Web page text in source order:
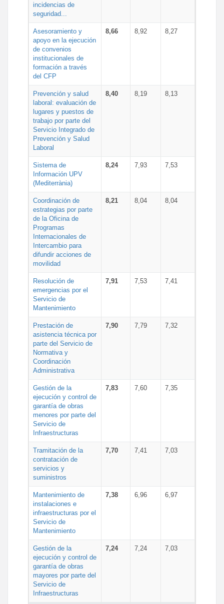
incidencias de
seguridad...
Asesoramiento y
apoyo en la ejecución
de convenios
institucionales de
formación a través
del CFP
8,66 8,92 8,27
Prevención y salud
laboral: evaluación de
lugares y puestos de
trabajo por parte del
Servicio Integrado de
Prevención y Salud
Laboral
8,40 8,19 8,13
Sistema de
Información UPV
(Mediterrània)
8,24 7,93 7,53
Coordinación de
estrategias por parte
de la Oficina de
Programas
Internacionales de
Intercambio para
difundir acciones de
movilidad
8,21 8,04 8,04
Resolución de
emergencias por el
Servicio de
Mantenimiento
7,91 7,53 7,41
Prestación de
asistencia técnica por
parte del Servicio de
Normativa y
Coordinación
Administrativa
7,90 7,79 7,32
Gestión de la
ejecución y control de
garantía de obras
menores por parte del
Servicio de
Infraestructuras
7,83 7,60 7,35
Tramitación de la
contratación de
servicios y
suministros
7,70 7,41 7,03
Mantenimiento de
instalaciones e
infraestructuras por el
Servicio de
Mantenimiento
7,38 6,96 6,97
Gestión de la
ejecución y control de
garantía de obras
mayores por parte del
Servicio de
Infraestructuras
7,24 7,24 7,03